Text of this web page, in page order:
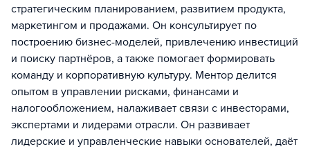
стратегическим планированием, развитием продукта,
маркетингом и продажами. Он консультирует по
построению бизнес-моделей, привлечению инвестиций
и поиску партнёров, а также помогает формировать
команду и корпоративную культуру. Ментор делится
опытом в управлении рисками, финансами и
налогообложением, налаживает связи с инвесторами,
экспертами и лидерами отрасли. Он развивает
лидерские и управленческие навыки основателей, даёт